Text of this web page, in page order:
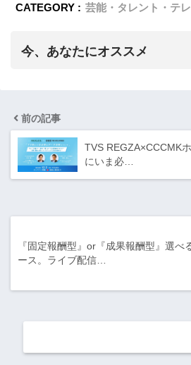
CATEGORY : 芸能・タレント・テ
今、あなたにオススメ
前の記事
TVS REGZA×CCCMK
にいま必…
『固定報酬型』or『成果報酬型』選べ
ース。ライブ配信…